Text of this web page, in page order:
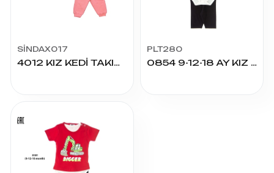
SİNDAX017
4012 KIZ KEDİ TAKIM 6/24 AY
PLT280
0854 9-12-18 AY KIZ TEDDY BEAR BASKILI 3LÜ TAKIM